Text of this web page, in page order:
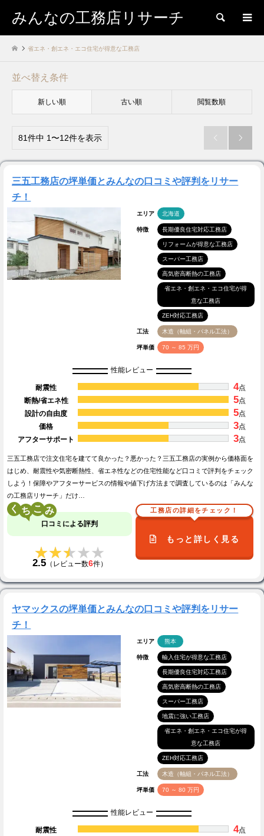
みんなの工務店リサーチ 検索
省エネ・創エネ・エコ住宅が得意な工務店
並べ替え条件
新しい順 古い順 閲覧数順
81件中 1〜12件を表示  
三五工務店の坪単価とみんなの口コミや評判をリサー
チ！
エリア 北海道
特徴 長期優良住宅対応工務店
リフォームが得意な工務店
スーパー工務店
高気密高断熱の工務店
省エネ・創エネ・エコ住宅が得
意な工務店
ZEH対応工務店
工法 木造（軸組・パネル工法）
坪単価 70 ～ 85 万円
性能レビュー
耐震性 4点
断熱/省エネ性
5点
設計の自由度
5点
価格
3点
アフターサポート
3点
三五工務店で注文住宅を建てて良かった？悪かった？三五工務店の実例から価格面を
はじめ、耐震性や気密断熱性、省エネ性などの住宅性能など口コミで評判をチェック
しよう！保障やアフターサービスの情報や値下げ方法まで調査しているのは「みんな
の工務店リサーチ」だけ…
く こ
口コミによる評判
★★★★★
★★★★★
2.5（レビュー数6件）
工務店の詳細をチェック！
もっと詳しく見る
ヤマックスの坪単価とみんなの口コミや評判をリサー
チ！
エリア 熊本
特徴 輸入住宅が得意な工務店
長期優良住宅対応工務店
高気密高断熱の工務店
スーパー工務店
地震に強い工務店
省エネ・創エネ・エコ住宅が得
意な工務店
ZEH対応工務店
工法 木造（軸組・パネル工法）
坪単価 70 ～ 80 万円
性能レビュー
耐震性 4点